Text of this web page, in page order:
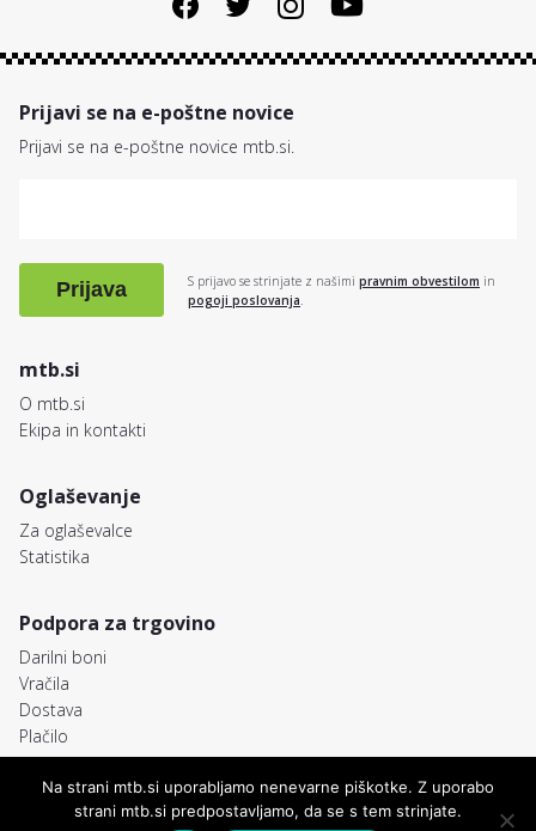
mtb.si
O mtb.si
Ekipa in kontakti
Oglaševanje
Za oglaševalce
Statistika
Podpora za trgovino
Darilni boni
Vračila
Dostava
Plačilo
Prijavi se na e-poštne novice
Prijavi se na e-poštne novice mtb.si.
Prijava S prijavo se strinjate z našimi pravnim obvestilom in
pogoji poslovanja
© MTB.si Freemedia, FRM d.o.o. Pravno obvestilo
Na strani mtb.si uporabljamo nenevarne piškotke. Z uporabo
strani mtb.si predpostavljamo, da se s tem strinjate.